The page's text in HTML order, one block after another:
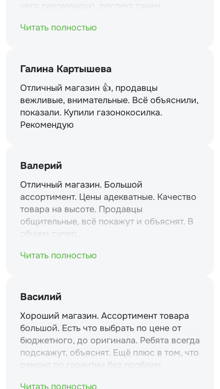
чего.рекомендую. респект таким
Читать полностью
Галина Картышева
Отличный магазин 👍, продавцы
вежливые, внимательные. Всё объяснили,
показали. Купили газонокосилка.
Рекомендую
Валерий
Отличный магазин. Большой
ассортимент. Цены адекватные. Качество
товара на высоте. Продавцы
общительные, всё покажут и объяснят. В
общем супер.
Читать полностью
Василий
Хороший магазин. Ассортимент товара
большой. Есть что выбрать по цене от
бюджетного, до оригинала. Ребята всегда
подскажут, объяснят. Ещё плюс в том, что
ремонт по гарантии без проблем.
Читать полностью